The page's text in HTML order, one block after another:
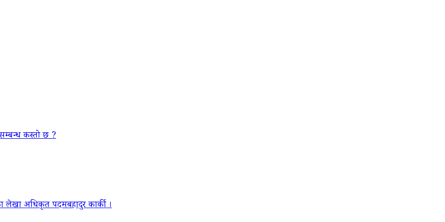
सम्बन्ध कस्तो छ ?
लेखा अधिकृत पदमबहादुर कार्की ।